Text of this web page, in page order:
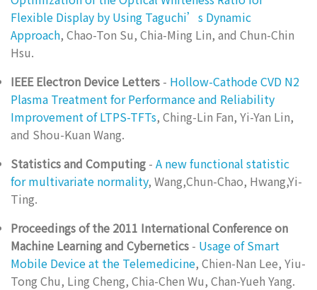
Flexible Display by Using Taguchi’s Dynamic
Approach, Chao-Ton Su, Chia-Ming Lin, and Chun-Chin
Hsu.
IEEE Electron Device Letters - Hollow-Cathode CVD N2
Plasma Treatment for Performance and Reliability
Improvement of LTPS-TFTs, Ching-Lin Fan, Yi-Yan Lin,
and Shou-Kuan Wang.
Statistics and Computing - A new functional statistic
for multivariate normality, Wang,Chun-Chao, Hwang,Yi-
Ting.
Proceedings of the 2011 International Conference on
Machine Learning and Cybernetics - Usage of Smart
Mobile Device at the Telemedicine, Chien-Nan Lee, Yiu-
Tong Chu, Ling Cheng, Chia-Chen Wu, Chan-Yueh Yang.